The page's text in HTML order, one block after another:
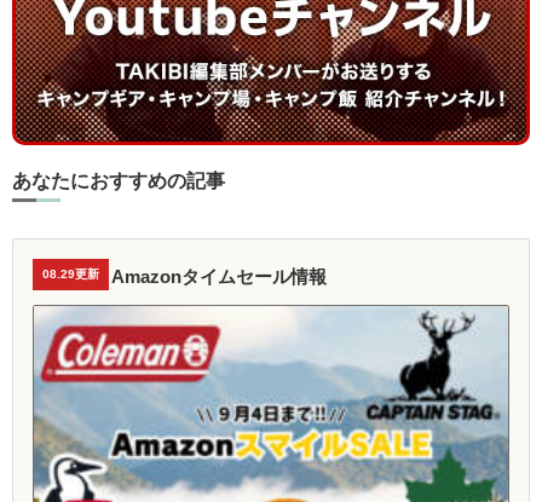
あなたにおすすめの記事
08.29更新 Amazonタイムセール情報